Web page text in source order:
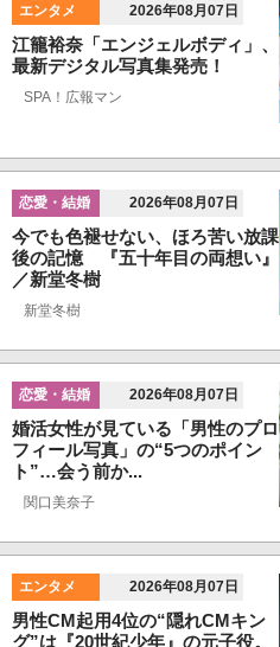
エンタメ 2026年08月07日
江籠裕奈「エンジェルボディ」、
最新デジタル写真集発売！
SPA！広報マン
恋愛・結婚 2026年08月07日
今でも色褪せない、ほろ苦い放課
後の記憶 『五十年目の両想い』
／新堂冬樹
新堂冬樹
恋愛・結婚 2026年08月07日
婚活女性が見ている「男性のプロ
フィール写真」の“5つのポイン
ト”…会う前か...
関口美奈子
エンタメ 2026年08月07日
男性CM起用4位の“隠れCMキン
グ”は『20世紀少年』の元子役。